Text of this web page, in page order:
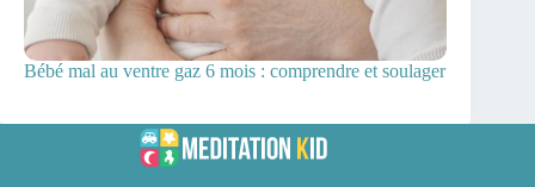
Bébé mal au ventre gaz 6 mois : comprendre et soulager